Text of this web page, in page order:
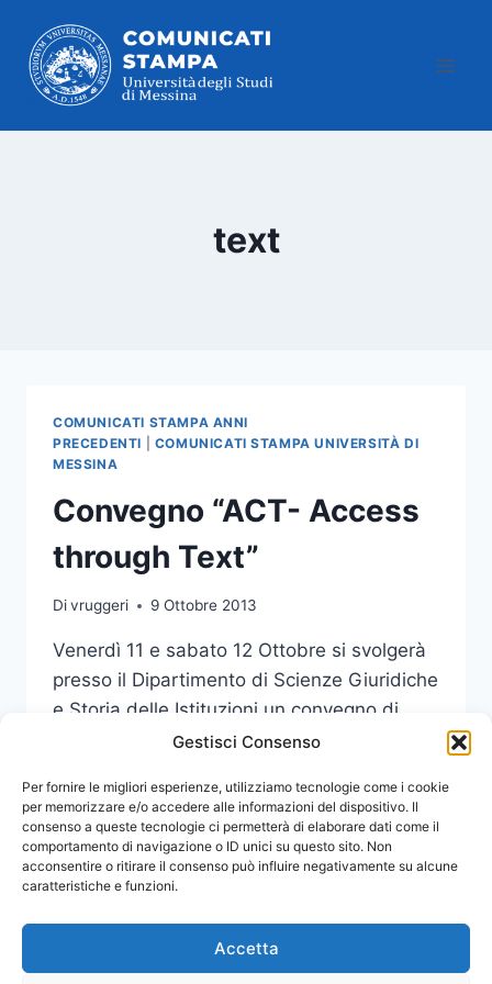
Gestisci Consenso
Per fornire le migliori esperienze, utilizziamo tecnologie come i cookie
per memorizzare e/o accedere alle informazioni del dispositivo. Il
consenso a queste tecnologie ci permetterà di elaborare dati come il
comportamento di navigazione o ID unici su questo sito. Non
acconsentire o ritirare il consenso può influire negativamente su alcune
caratteristiche e funzioni.
Accetta
contenuto
text
COMUNICATI STAMPA ANNI
PRECEDENTI
COMUNICATI STAMPA UNIVERSITÀ DI
MESSINA
Convegno “ACT- Access
through Text”
Divruggeri 9 Ottobre 2013
Venerdì 11 e sabato 12 Ottobre si svolgerà
presso il Dipartimento di Scienze Giuridiche
e Storia delle Istituzioni un convegno di
studi dal titolo “ACT – Access through Text”.
LEGGI DI PIÙCONVEGNO
“ACT-
ACCESS
THROUGH
TEXT”